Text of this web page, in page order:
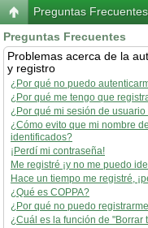
Preguntas Frecuentes
Preguntas Frecuentes
Problemas acerca de la
y registro
¿Por qué no puedo
¿Por qué me tengo que
¿Por qué mi sesión de
¿Cómo evito que mi nombre
identificados?
¡Perdí mi contraseña!
Me registré ¡y no me puedo
Hace un tiempo me registré,
¿Qué es COPPA?
¿Por qué no puedo
¿Cuál es la función de "Borrar